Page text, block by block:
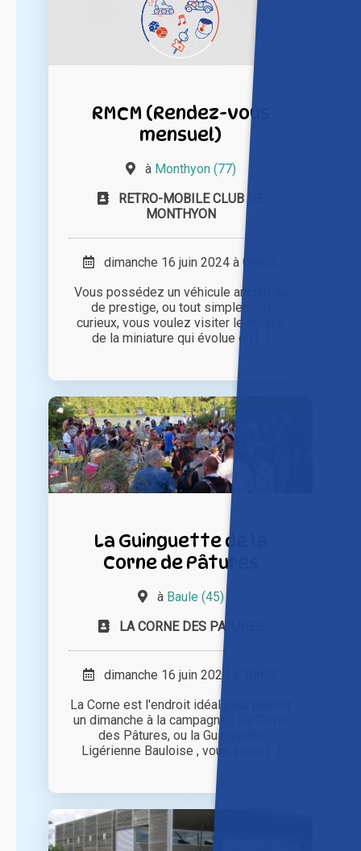
RMCM (Rendez-vous
mensuel)
à Monthyon (77)
RETRO-MOBILE CLUB DE
MONTHYON
dimanche 16 juin 2024 à 09h00
Vous possédez un véhicule ancien ou
de prestige, ou tout simplement
curieux, vous voulez visiter le musée
de la miniature qui évolue en [...]
La Guinguette de la
Corne de Pâtures
à Baule (45)
LA CORNE DES PATURES
dimanche 16 juin 2024 à 10h00
La Corne est l'endroit idéal pour passer
un dimanche à la campagne ! La Corne
des Pâtures, ou la Guinguette
Ligérienne Bauloise , vous invite [...]